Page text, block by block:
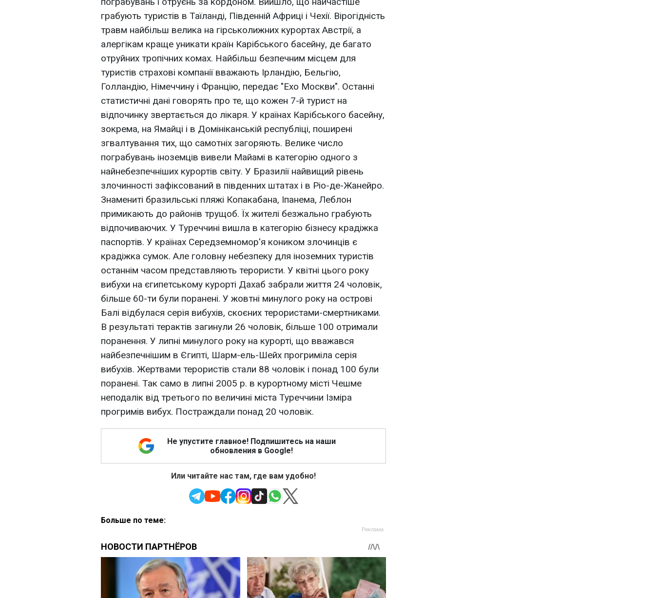
грабують туристів в Таїланді, Південній Африці і Чехії. Вірогідність
травм найбільш велика на гірськолижних курортах Австрії, а
алергікам краще уникати країн Карібського басейну, де багато
отруйних тропічних комах. Найбільш безпечним місцем для
туристів страхові компанії вважають Ірландію, Бельгію,
Голландію, Німеччину і Францію, передає "Ехо Москви". Останні
статистичні дані говорять про те, що кожен 7-й турист на
відпочинку звертається до лікаря. У країнах Карібського басейну,
зокрема, на Ямайці і в Домініканській республіці, поширені
згвалтування тих, що самотніх загоряють. Велике число
пограбувань іноземців вивели Майамі в категорію одного з
найнебезпечніших курортів світу. У Бразилії найвищий рівень
злочинності зафіксований в південних штатах і в Ріо-де-Жанейро.
Знамениті бразильські пляжі Копакабана, Іпанема, Леблон
примикають до районів трущоб. Їх жителі безжально грабують
відпочиваючих. У Туреччині вишла в категорію бізнесу крадіжка
паспортів. У країнах Середземномор'я коником злочинців є
крадіжка сумок. Але головну небезпеку для іноземних туристів
останнім часом представляють терористи. У квітні цього року
вибухи на єгипетському курорті Дахаб забрали життя 24 чоловік,
більше 60-ти були поранені. У жовтні минулого року на острові
Балі відбулася серія вибухів, скоєних терористами-смертниками.
В результаті терактів загинули 26 чоловік, більше 100 отримали
поранення. У липні минулого року на курорті, що вважався
найбезпечнішим в Єгипті, Шарм-ель-Шейх прогриміла серія
вибухів. Жертвами терористів стали 88 чоловік і понад 100 були
поранені. Так само в липні 2005 р. в курортному місті Чешме
неподалік від третього по величині міста Туреччини Ізміра
прогримів вибух. Постраждали понад 20 чоловік.
Не упустите главное! Подпишитесь на наши
обновления в Google!
Или читайте нас там, где вам удобно!
Больше по теме: